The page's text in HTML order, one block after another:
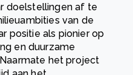
doelstellingen af te
van de
positie als pionier op
en duurzame
het project